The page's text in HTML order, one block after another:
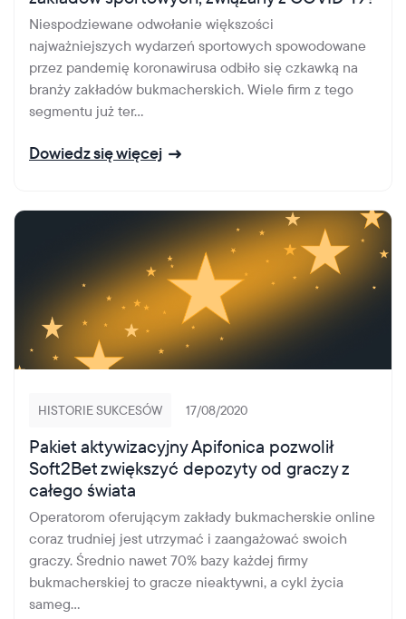
Wzbogać swoją infrastrukturę VoIP o globalną
sieć połączeń głosowych i tekstowych
Platforma w chmurze
Ogromna elastyczność dzięki możliwości
tworzenia unikalnych rozwiązań w ramach
Interaktywne wiadomości zwiększające
zaangażowanie klientów i konwersję
Wszystkie branże
Blog
Glossary
Media
Niespodziewane odwołanie większości
najważniejszych wydarzeń sportowych spowodowane
przez pandemię koronawirusa odbiło się czkawką na
branży zakładów bukmacherskich. Wiele firm z tego
segmentu już ter...
Dowiedz się więcej
HISTORIE SUKCESÓW 17/08/2020
Pakiet aktywizacyjny Apifonica pozwolił
Soft2Bet zwiększyć depozyty od graczy z
całego świata
Operatorom oferującym zakłady bukmacherskie online
coraz trudniej jest utrzymać i zaangażować swoich
graczy. Średnio nawet 70% bazy każdej firmy
bukmacherskiej to gracze nieaktywni, a cykl życia
sameg...